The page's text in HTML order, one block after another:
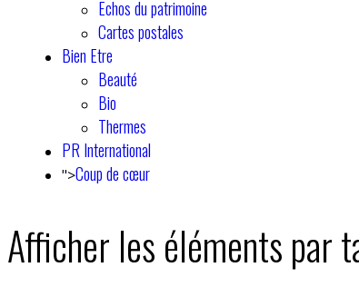
Echos du patrimoine
Cartes postales
Bien Etre
Beauté
Bio
Thermes
PR International
">Coup de cœur
Afficher les éléments par